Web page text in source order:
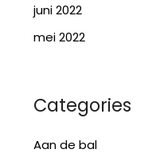
juni 2022
mei 2022
Categories
Aan de bal